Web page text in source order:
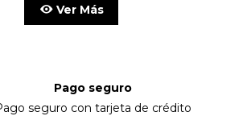
Ver Más
Pago seguro
seguro con tarjeta de crédito